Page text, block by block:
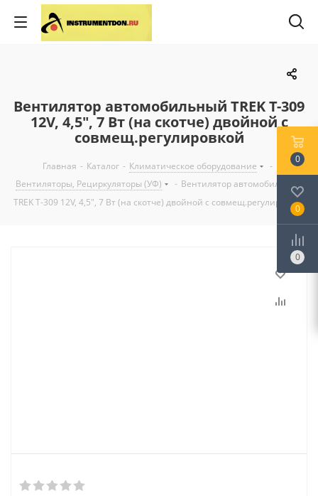
Вентилятор автомобильный TREK Т-309
12V, 4,5″, 7 Вт (на скотче) двойной с
совмещ.регулировкой
Главная - Каталог - Климатическое оборудование
-
Вентиляторы, Рециркуляторы (УФ)
- Вентилятор автомобильный
TREK Т-309 12V, 4,5″, 7 Вт (на скотче) двойной с совмещ.регулировкой
0
0
0